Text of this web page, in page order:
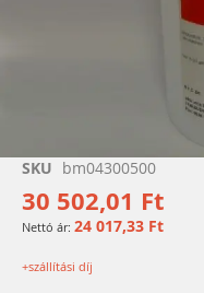
Ugrás
képgaléria
elejére
SKU bm04300500
30 502,01 Ft
24 017,33 Ft
+szállítási díj